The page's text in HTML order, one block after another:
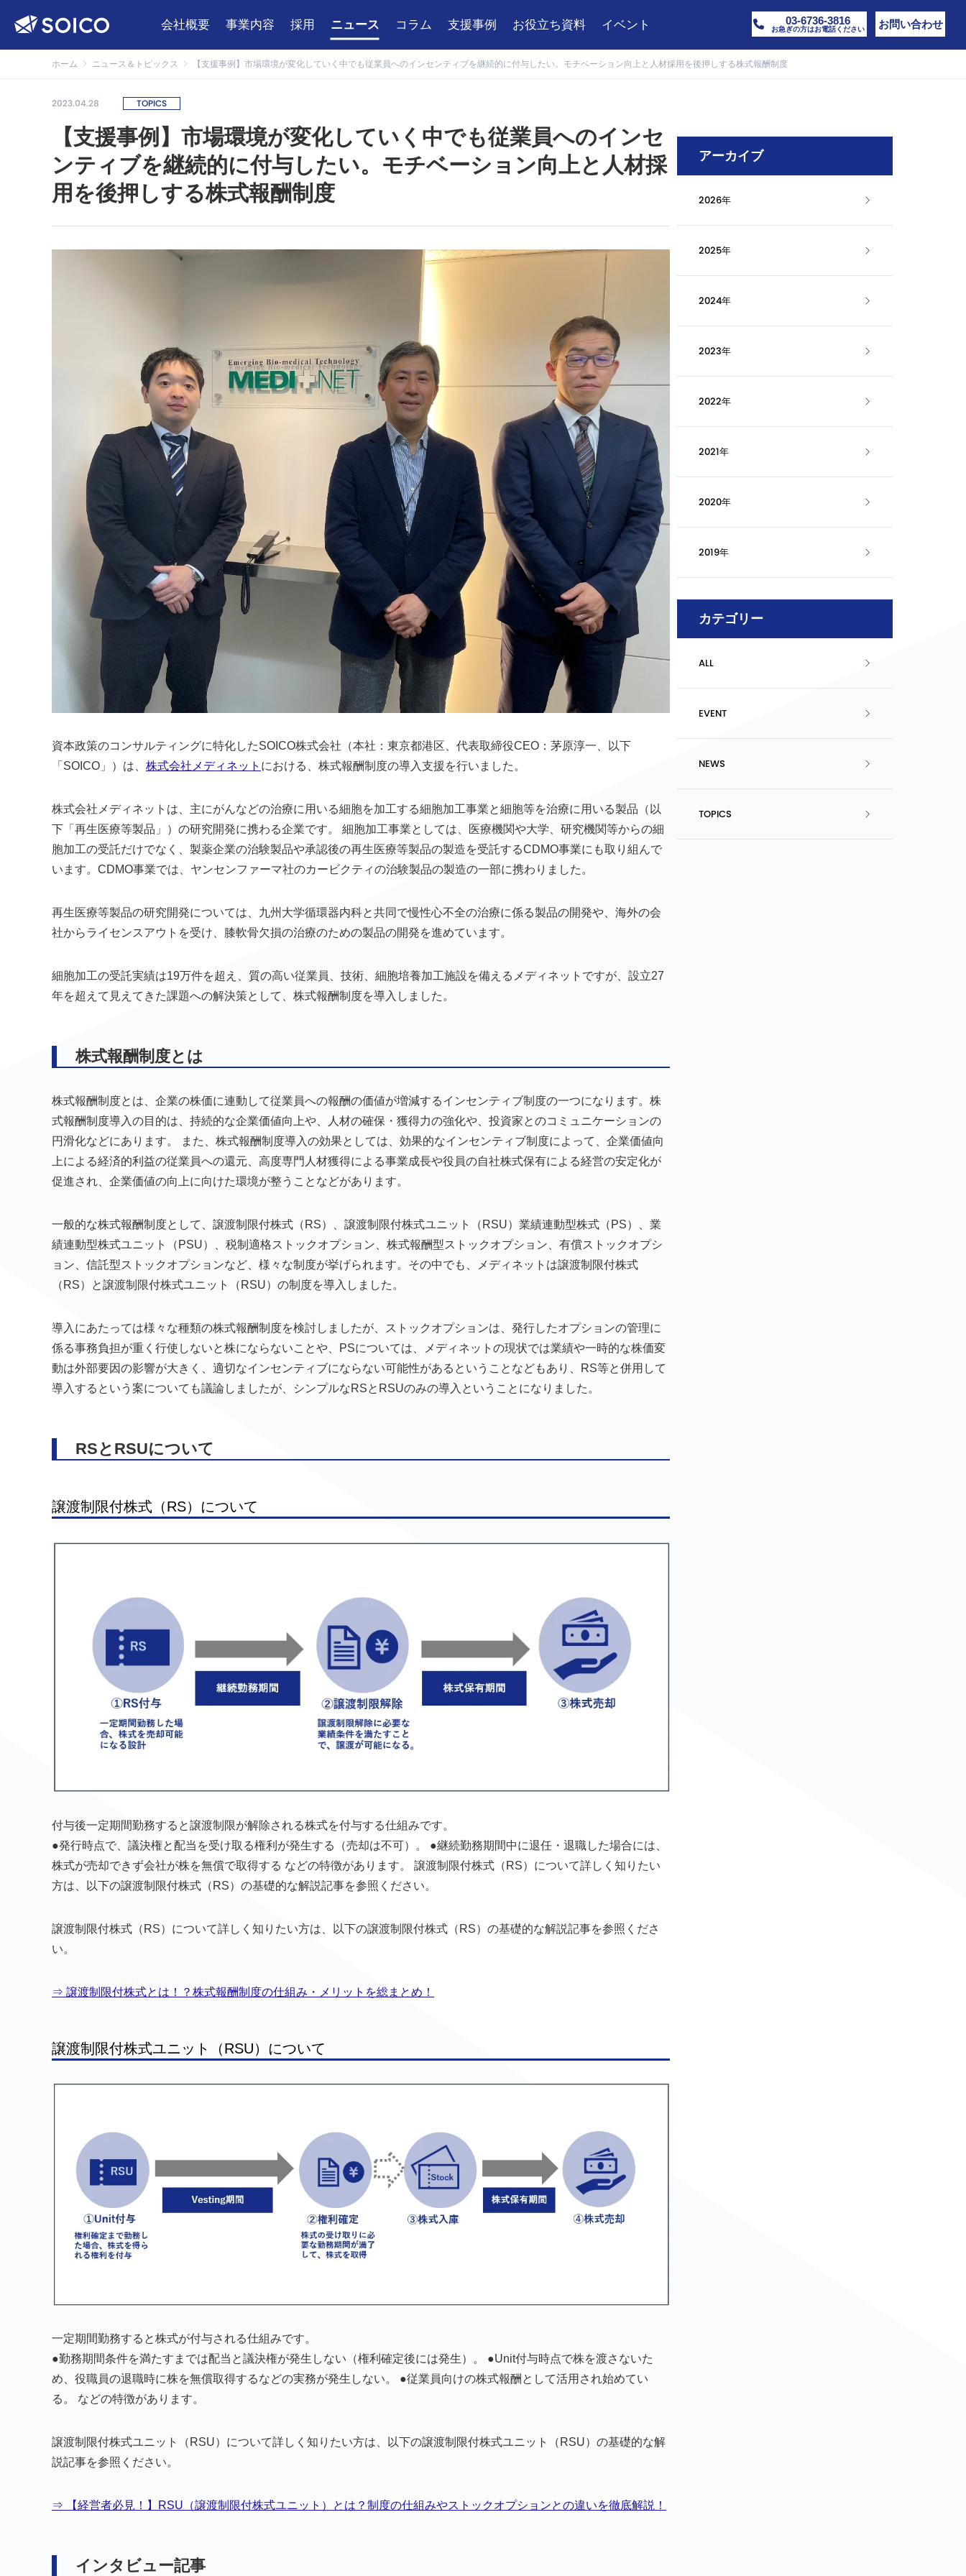
会社概要 事業内容 採用 ニュース コラム 支援事例 お役立ち資料 イベント 03-6736-3816
お急ぎの方はお電話ください お問い合わせ
ホーム ニュース＆トピックス 【支援事例】市場環境が変化していく中でも従業員へのインセンティブを継続的に付与したい。モチベーション向上と人材採用を後押しする株式報酬制度
2023.04.28 TOPICS
【支援事例】市場環境が変化していく中でも従業員へのインセ
ンティブを継続的に付与したい。モチベーション向上と人材採
用を後押しする株式報酬制度
資本政策のコンサルティングに特化したSOICO株式会社（本社：東京都港区、代表取締役CEO：茅原淳一、以下
「SOICO」）は、 株式会社メディネット における、株式報酬制度の導入支援を行いました。
株式会社メディネットは、主にがんなどの治療に用いる細胞を加工する細胞加工事業と細胞等を治療に用いる製品（以
下「再生医療等製品」）の研究開発に携わる企業です。 細胞加工事業としては、医療機関や大学、研究機関等からの細
胞加工の受託だけでなく、製薬企業の治験製品や承認後の再生医療等製品の製造を受託するCDMO事業にも取り組んで
います。CDMO事業では、ヤンセンファーマ社のカービクティの治験製品の製造の一部に携わりました。
再生医療等製品の研究開発については、九州大学循環器内科と共同で慢性心不全の治療に係る製品の開発や、海外の会
社からライセンスアウトを受け、膝軟骨欠損の治療のための製品の開発を進めています。
細胞加工の受託実績は19万件を超え、質の高い従業員、技術、細胞培養加工施設を備えるメディネットですが、設立27
年を超えて見えてきた課題への解決策として、株式報酬制度を導入しました。
株式報酬制度とは
株式報酬制度とは、企業の株価に連動して従業員への報酬の価値が増減するインセンティブ制度の一つになります。株
式報酬制度導入の目的は、持続的な企業価値向上や、人材の確保・獲得力の強化や、投資家とのコミュニケーションの
円滑化などにあります。 また、株式報酬制度導入の効果としては、効果的なインセンティブ制度によって、企業価値向
上による経済的利益の従業員への還元、高度専門人材獲得による事業成長や役員の自社株式保有による経営の安定化が
促進され、企業価値の向上に向けた環境が整うことなどがあります。
一般的な株式報酬制度として、譲渡制限付株式（RS）、譲渡制限付株式ユニット（RSU）業績連動型株式（PS）、業
績連動型株式ユニット（PSU）、税制適格ストックオプション、株式報酬型ストックオプション、有償ストックオプシ
ョン、信託型ストックオプションなど、様々な制度が挙げられます。その中でも、メディネットは譲渡制限付株式
（RS）と譲渡制限付株式ユニット（RSU）の制度を導入しました。
導入にあたっては様々な種類の株式報酬制度を検討しましたが、ストックオプションは、発行したオプションの管理に
係る事務負担が重く行使しないと株にならないことや、PSについては、メディネットの現状では業績や一時的な株価変
動は外部要因の影響が大きく、適切なインセンティブにならない可能性があるということなどもあり、RS等と併用して
導入するという案についても議論しましたが、シンプルなRSとRSUのみの導入ということになりました。
RSとRSUについて
譲渡制限付株式（RS）について
付与後一定期間勤務すると譲渡制限が解除される株式を付与する仕組みです。
●発行時点で、議決権と配当を受け取る権利が発生する（売却は不可）。 ●継続勤務期間中に退任・退職した場合には、
株式が売却できず会社が株を無償で取得する などの特徴があります。 譲渡制限付株式（RS）について詳しく知りたい
方は、以下の譲渡制限付株式（RS）の基礎的な解説記事を参照ください。
譲渡制限付株式（RS）について詳しく知りたい方は、以下の譲渡制限付株式（RS）の基礎的な解説記事を参照くださ
い。
⇒ 譲渡制限付株式とは！？株式報酬制度の仕組み・メリットを総まとめ！
譲渡制限付株式ユニット（RSU）について
一定期間勤務すると株式が付与される仕組みです。
●勤務期間条件を満たすまでは配当と議決権が発生しない（権利確定後には発生）。 ●Unit付与時点で株を渡さないた
め、役職員の退職時に株を無償取得するなどの実務が発生しない。 ●従業員向けの株式報酬として活用され始めてい
る。 などの特徴があります。
譲渡制限付株式ユニット（RSU）について詳しく知りたい方は、以下の譲渡制限付株式ユニット（RSU）の基礎的な解
説記事を参照ください。
⇒ 【経営者必見！】RSU（譲渡制限付株式ユニット）とは？制度の仕組みやストックオプションとの違いを徹底解説！
インタビュー記事
アーカイブ
2026年
2025年
2024年
2023年
2022年
2021年
2020年
2019年
カテゴリー
ALL
EVENT
NEWS
TOPICS